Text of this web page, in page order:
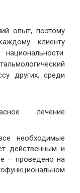
опыт, поэтому
клиенту
других, среди
лечение
необходимые
действенным и
– проведено на